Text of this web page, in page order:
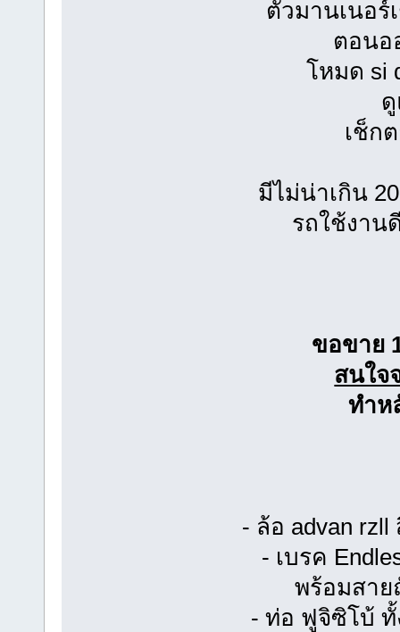
ตัวมานเนอร์
ตอนอ
โหมด si
เช็ก
มีไม่น่าเกิน
รถใช้งาน
ขอขาย
สนใจ
ทำห
- ล้อ advan
- เบรค
พร้อมสาย
- ท่อ ฟูจิซิโบ้ ทั้